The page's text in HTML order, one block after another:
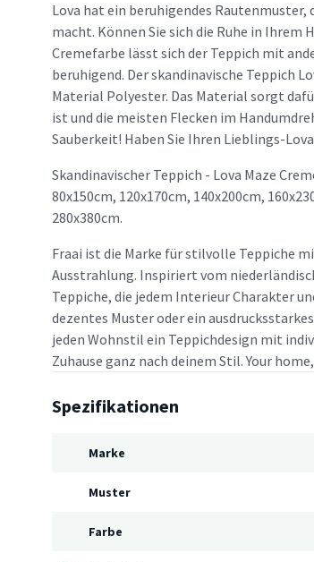
Lova hat ein beruhigendes
macht. Können Sie sich die Ruhe in
Cremefarbe lässt sich der Teppich mit
beruhigend. Der skandinavische Teppich
Material Polyester. Das Material sorgt
ist und die meisten Flecken im
Sauberkeit! Haben Sie Ihren Lieblings-
Skandinavischer Teppich - Lova Maze
80x150cm, 120x170cm, 140x200cm,
280x380cm.
Fraai ist die Marke für stilvolle Teppiche
Ausstrahlung. Inspiriert vom
Teppiche, die jedem Interieur Charakter
dezentes Muster oder ein
jeden Wohnstil ein Teppichdesign mit
Zuhause ganz nach deinem Stil. Your
Spezifikationen
Marke
Muster
Farbe